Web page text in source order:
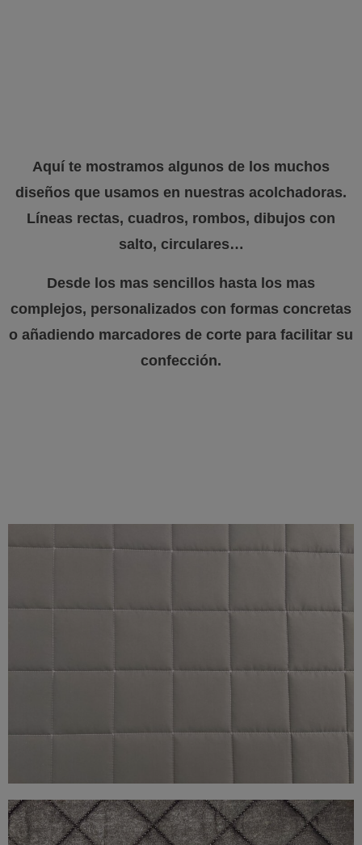
Aquí te mostramos algunos de los muchos
diseños que usamos en nuestras acolchadoras.
Líneas rectas, cuadros, rombos, dibujos con
salto, circulares…
Desde los mas sencillos hasta los mas
complejos, personalizados con formas concretas
o añadiendo marcadores de corte para facilitar su
confección.